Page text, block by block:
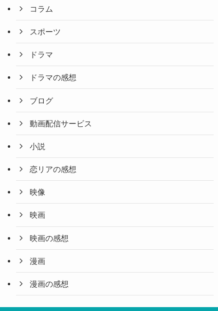
コラム
スポーツ
ドラマ
ドラマの感想
ブログ
動画配信サービス
小説
恋リアの感想
映像
映画
映画の感想
漫画
漫画の感想